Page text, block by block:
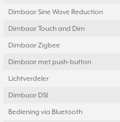
Dimbaar Sine Wave Reduction
Dimbaar Touch and Dim
Dimbaar Zigbee
Dimbaar met push-button
Lichtverdeler
Dimbaar DSI
Bediening via Bluetooth